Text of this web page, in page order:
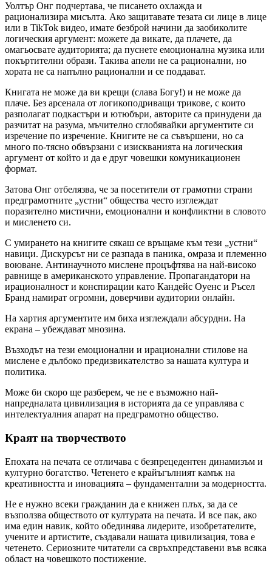
Уолтър Онг подчертава, че писането охлажда и
рационализира мисълта. Ако защитавате тезата си лице в лице
или в TikTok видео, имате безброй начини да заобиколите
логическия аргумент: можете да викате, да плачете, да
омагьосвате аудиторията; да пуснете емоционална музика или
покъртителни образи. Такива апели не са рационални, но
хората не са напълно рационални и се поддават.
Книгата не може да ви крещи (слава Богу!) и не може да
плаче. Без арсенала от логикоподриващи трикове, с които
разполагат подкастъри и ютюбъри, авторите са принудени да
разчитат на разума, мъчително сглобявайки аргументите си
изречение по изречение. Книгите не са съвършени, но са
много по-тясно обвързани с изискванията на логическия
аргумент от който и да е друг човешки комуникационен
формат.
Затова Онг отбелязва, че за посетители от грамотни страни
предграмотните „устни“ общества често изглеждат
поразително мистични, емоционални и конфликтни в словото
и мисленето си.
С умирането на книгите сякаш се връщаме към тези „устни“
навици. Дискурсът ни се разпада в паника, омраза и племенно
воюване. Антинаучното мислене процъфтява на най-високо
равнище в американското управление. Пропагандатори на
ирационалност и конспирации като Кандейс Оуенс и Ръсел
Бранд намират огромни, доверчиви аудитории онлайн.
На хартия аргументите им биха изглеждали абсурдни. На
екрана – убеждават мнозина.
Възходът на тези емоционални и ирационални стилове на
мислене е дълбоко предизвикателство за нашата култура и
политика.
Може би скоро ще разберем, че не е възможно най-
напредналата цивилизация в историята да се управлява с
интелектуалния апарат на предграмотно общество.
Краят на творчеството
Епохата на печата се отличава с безпрецедентен динамизъм и
културно богатство. Четенето е крайъгълният камък на
креативността и иновацията – фундаментални за модерността.
Не е нужно всеки гражданин да е книжен плъх, за да се
възползва обществото от културата на печата. И все пак, ако
има един навик, който обединява лидерите, изобретателите,
учените и артистите, създавали нашата цивилизация, това е
четенето. Сериозните читатели са свръхпредставени във всяка
област на човешкото постижение.